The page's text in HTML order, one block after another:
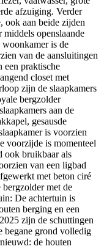
afzuiging. Verder
ook aan beide zijden
openslaande
woonkamer is de
van de aansluitingen
een praktische
closet met
zijn de slaapkamers
bergzolder
aan de
gesausde
is voorzien
voorzijde is momenteel
ook bruikbaar als
van een ligbad
met beton ciré
met de
De achtertuin is
berging en een
zijn de schuttingen
begane grond volledig
de houten